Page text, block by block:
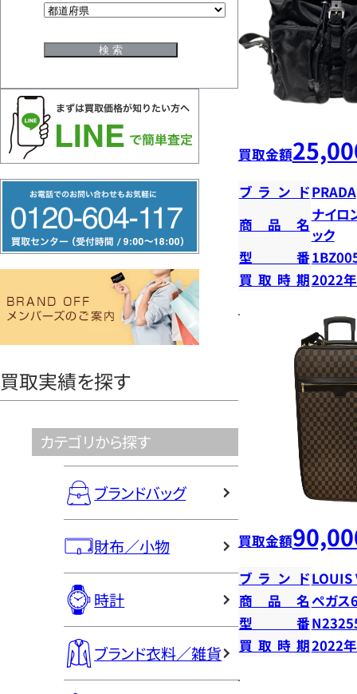
リ
ー
ヤ
買取実績を探す
カテゴリから探す
ブランドバッグ
財布／小物
時計
ブランド衣料／雑貨
買取金額
ブランドPRADA
商品名
ナイロ
ック
型番
買取時期2022
買取金額
ブランドLOUIS
商品名ペガス
型番
買取時期2022